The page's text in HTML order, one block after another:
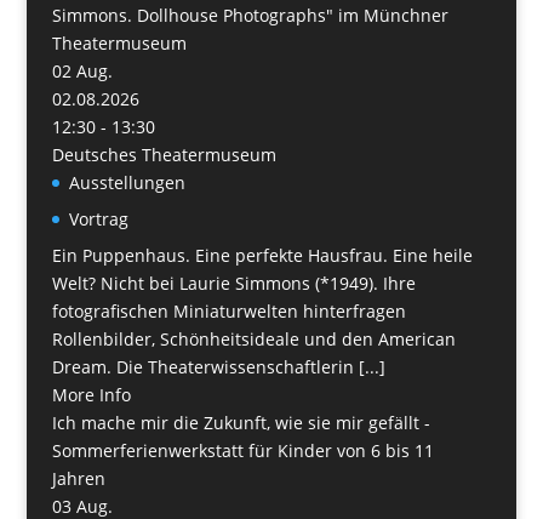
Simmons. Dollhouse Photographs" im Münchner
Theatermuseum
02 Aug.
02.08.2026
12:30 - 13:30
Deutsches Theatermuseum
Ausstellungen
Vortrag
Ein Puppenhaus. Eine perfekte Hausfrau. Eine heile
Welt? Nicht bei Laurie Simmons (*1949). Ihre
fotografischen Miniaturwelten hinterfragen
Rollenbilder, Schönheitsideale und den American
Dream. Die Theaterwissenschaftlerin [...]
More Info
Ich mache mir die Zukunft, wie sie mir gefällt -
Sommerferienwerkstatt für Kinder von 6 bis 11
Jahren
03 Aug.